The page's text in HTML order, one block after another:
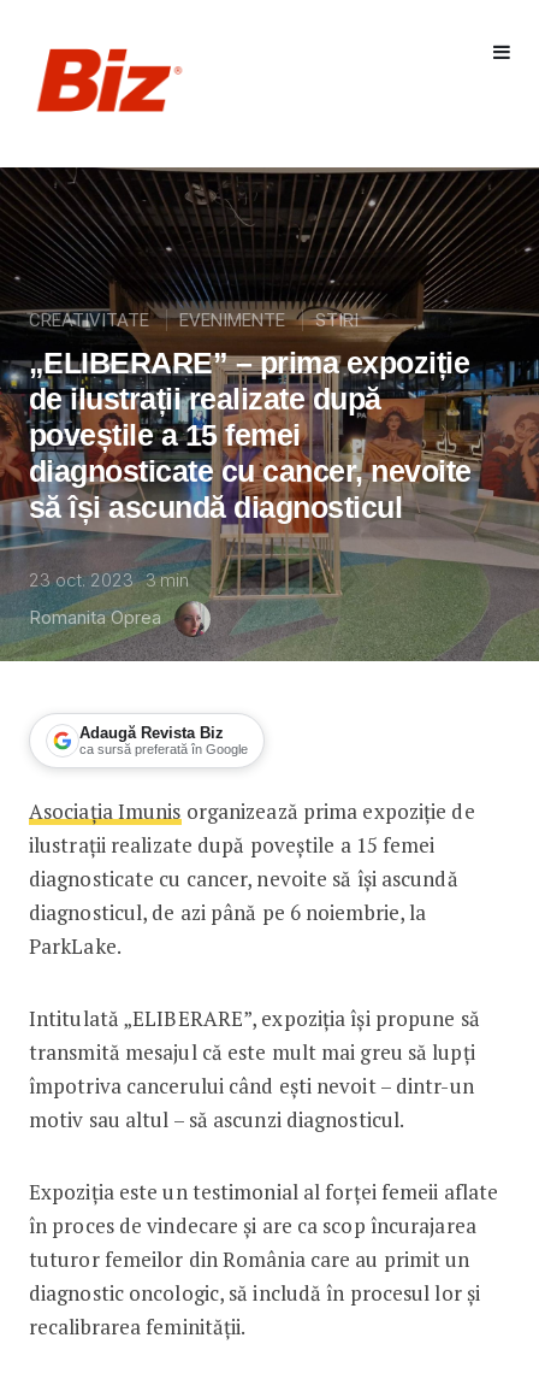
CREATIVITATE EVENIMENTE STIRI
„ELIBERARE” – prima expoziție
de ilustrații realizate după
poveștile a 15 femei
diagnosticate cu cancer, nevoite
să își ascundă diagnosticul
23 oct. 2023 3min
Romanita Oprea
Adaugă Revista Biz
ca sursă preferată în Google
„ELIBERARE” – prima expoziție de
Asociația Imunis organizează prima expoziție de
ilustrații realizate după poveștile a 15 femei
diagnosticate cu cancer, nevoite să își ascundă
diagnosticul, de azi până pe 6 noiembrie, la
ParkLake.
Intitulată „ELIBERARE”, expoziția își propune să
transmită mesajul că este mult mai greu să lupți
împotriva cancerului când ești nevoit – dintr-un
motiv sau altul – să ascunzi diagnosticul.
Expoziția este un testimonial al forței femeii aflate
în proces de vindecare și are ca scop încurajarea
tuturor femeilor din România care au primit un
diagnostic oncologic, să includă în procesul lor și
recalibrarea feminității.